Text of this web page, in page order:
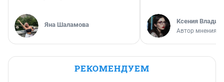
Яна Шаламова Ксения
Автор мнения
РЕКОМЕНДУЕМ